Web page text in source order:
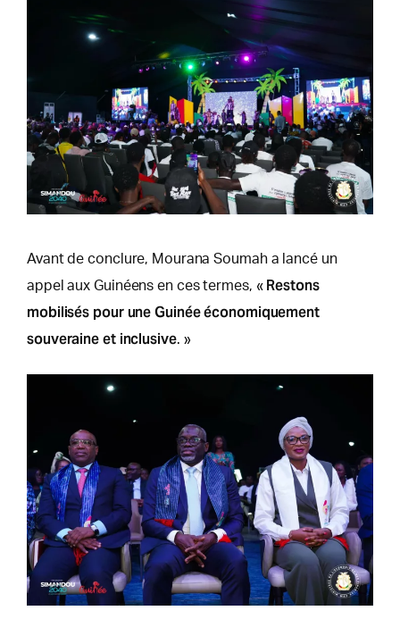
Avant de conclure, Mourana Soumah a lancé un
appel aux Guinéens en ces termes, « Restons
mobilisés pour une Guinée économiquement
souveraine et inclusive. »